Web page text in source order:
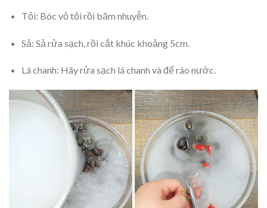
Tỏi: Bóc vỏ tỏi rồi băm nhuyễn.
Sả: Sả rửa sạch, rồi cắt khúc khoảng 5cm.
Lá chanh: Hãy rửa sạch lá chanh và để ráo nước.